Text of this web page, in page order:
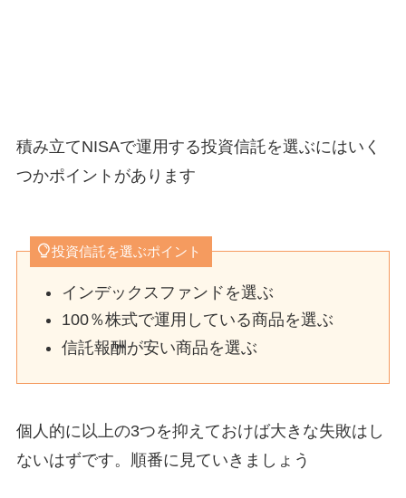
積み立てNISAで運用する投資信託を選ぶにはいく
つかポイントがあります
投資信託を選ぶポイント
インデックスファンドを選ぶ
100％株式で運用している商品を選ぶ
信託報酬が安い商品を選ぶ
個人的に以上の3つを抑えておけば大きな失敗はし
ないはずです。順番に見ていきましょう